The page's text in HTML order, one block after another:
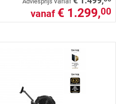
vanaf € 1.299,00